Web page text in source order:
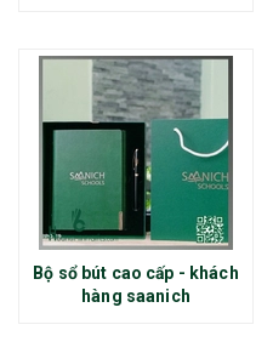
Bộ sổ bút cao cấp - khách
hàng saanich